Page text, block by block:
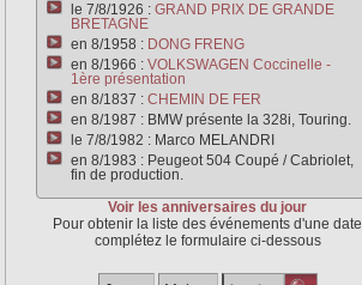
le 7/8/1926 :GRAND PRIX DE GRANDE
BRETAGNE
en 8/1958 : DONG FRENG
en 8/1966 :VOLKSWAGEN Coccinelle -
1ère présentation
en 8/1837 :CHEMIN DE FER
en 8/1987 : BMW présente la 328i, Touring.
le 7/8/1982 : Marco MELANDRI
en 8/1983 : Peugeot 504 Coupé / Cabriolet,
fin de production.
Voir les anniversaires du jour
Pour obtenir la liste des événements d'une date
complétez le formulaire ci-dessous